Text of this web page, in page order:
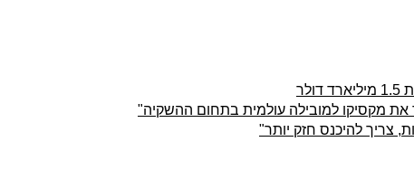
מקסיקו למובילה עולמית בתחום ההשקיה"
צריך להיכנס חזק יותר"